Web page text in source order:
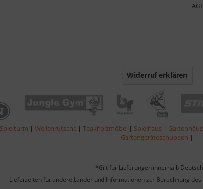
Widerruf erklären
Spielturm | Wellenrutsche | Teakholzmöbel | Spielhaus |
Gartengeräteschuppen |
*Gilt für Lieferungen innerhalb
Lieferzeiten für andere Länder und Informationen zur Berechnung